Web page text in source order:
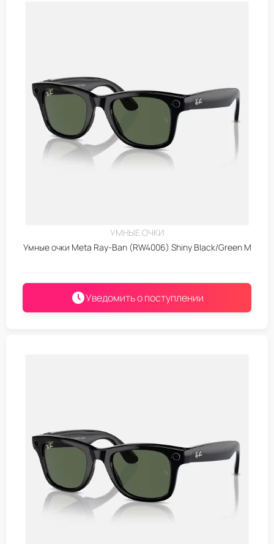
УМНЫЕ ОЧКИ
Умные очки Meta Ray-Ban (RW4006) Shiny Black/Green M
Уведомить о поступлении